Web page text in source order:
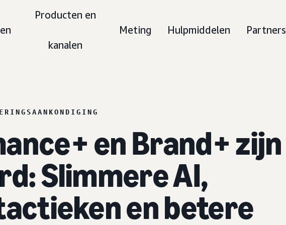
Producten en
kanalen
Meting Hulpmiddelen Partners
en Brand+ zijn
Slimmere AI,
en betere